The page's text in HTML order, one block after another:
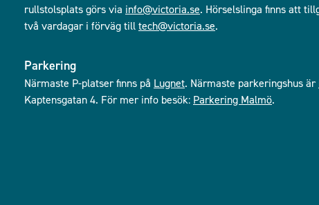
rullstolsplats görs via info@victoria.se. Hörselslinga finns att
två vardagar i förväg till tech@victoria.se.
Parkering
Närmaste P-platser finns på Lugnet. Närmaste parkeringshus är
Kaptensgatan 4. För mer info besök: Parkering Malmö.